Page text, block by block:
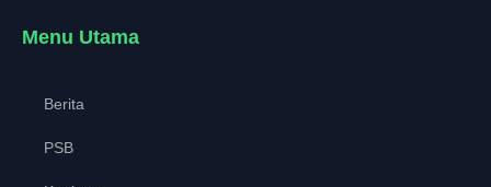
Menu Utama
Berita
PSB